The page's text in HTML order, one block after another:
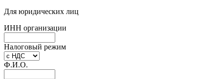
Для юридических лиц
ИНН организации
Налоговый режим
Ф.И.О.